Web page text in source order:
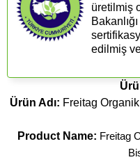
üretilmiş
edilmiş ve
Ürün Adı: Freitag
Product Name: Freitag